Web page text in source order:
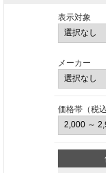
表示対象
メーカー
価格帯（税込